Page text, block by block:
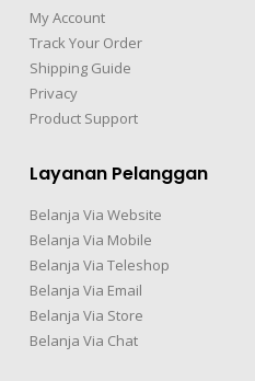
My Account
Track Your Order
Shipping Guide
Privacy
Product Support
Layanan Pelanggan
Belanja Via Website
Belanja Via Mobile
Belanja Via Teleshop
Belanja Via Email
Belanja Via Store
Belanja Via Chat